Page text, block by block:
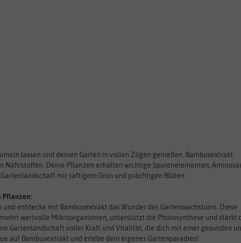
lassen und deinen Garten in vollen Zügen genießen. Bambusextrakt
Deine Pflanzen erhalten wichtige Spurenelementen,
mit saftigem Grün und prächtigen Blüten.
Pflanzen:
entdecke mit Bambusextrakt das Wunder des Gartenwachstums. Diese
wertvolle Mikroorganismen, unterstützt die Photosynthese und stärkt
Gartenlandschaft voller Kraft und Vitalität, die dich mit einer gesunden
auf Bambusextrakt und erlebe dein eigenes Gartenparadies!